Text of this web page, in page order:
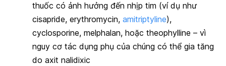
thuốc có ảnh hưởng đến nhịp tim (ví dụ như
cisapride, erythromycin, amitriptyline),
cyclosporine, melphalan, hoặc theophylline – vì
nguy cơ tác dụng phụ của chúng có thể gia tăng
do axit nalidixic